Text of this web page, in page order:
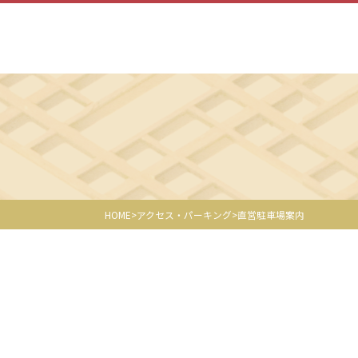
HOME アクセス・パーキング 直営駐車場案内